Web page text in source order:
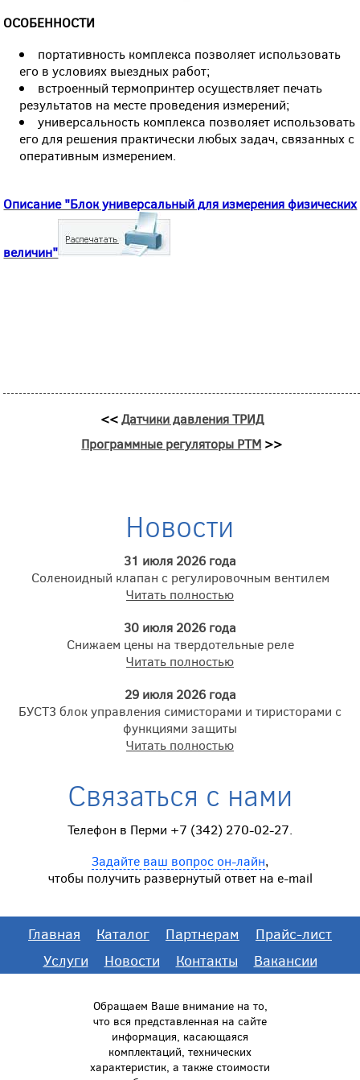
ОСОБЕННОСТИ
портативность комплекса позволяет использовать
его в условиях выездных работ;
встроенный термопринтер осуществляет печать
результатов на месте проведения измерений;
универсальность комплекса позволяет использовать
его для решения практически любых задач, связанных с
оперативным измерением.
Описание "Блок универсальный для измерения физических
величин"
<<Датчики давления ТРИД
Программные регуляторы РТМ >>
Новости
31 июля 2026 года
Соленоидный клапан с регулировочным вентилем
Читать полностью
30 июля 2026 года
Снижаем цены на твердотельные реле
Читать полностью
29 июля 2026 года
БУСТ3 блок управления симисторами и тиристорами с
функциями защиты
Читать полностью
Связаться с нами
Телефон в Перми +7 (342) 270-02-27.
Задайте ваш вопрос он-лайн,
чтобы получить развернутый ответ на e-mail
Главная Каталог Партнерам
Прайс-лист
Услуги
Новости Контакты Вакансии
Обращаем Ваше внимание на то,
что вся представленная на сайте
информация, касающаяся
комплектаций, технических
характеристик, а также стоимости